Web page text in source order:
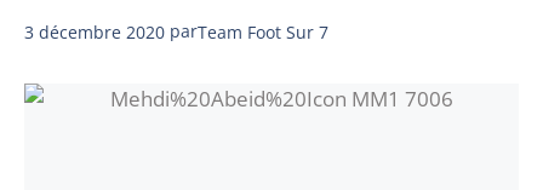
3 décembre 2020 parTeam Foot Sur 7